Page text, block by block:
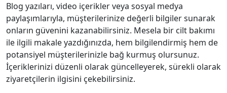
Blog yazıları, video içerikler veya sosyal medya
paylaşımlarıyla, müşterilerinize değerli bilgiler sunarak
onların güvenini kazanabilirsiniz. Mesela bir cilt bakımı
ile ilgili makale yazdığınızda, hem bilgilendirmiş hem de
potansiyel müşterilerinizle bağ kurmuş olursunuz.
İçeriklerinizi düzenli olarak güncelleyerek, sürekli olarak
ziyaretçilerin ilgisini çekebilirsiniz.